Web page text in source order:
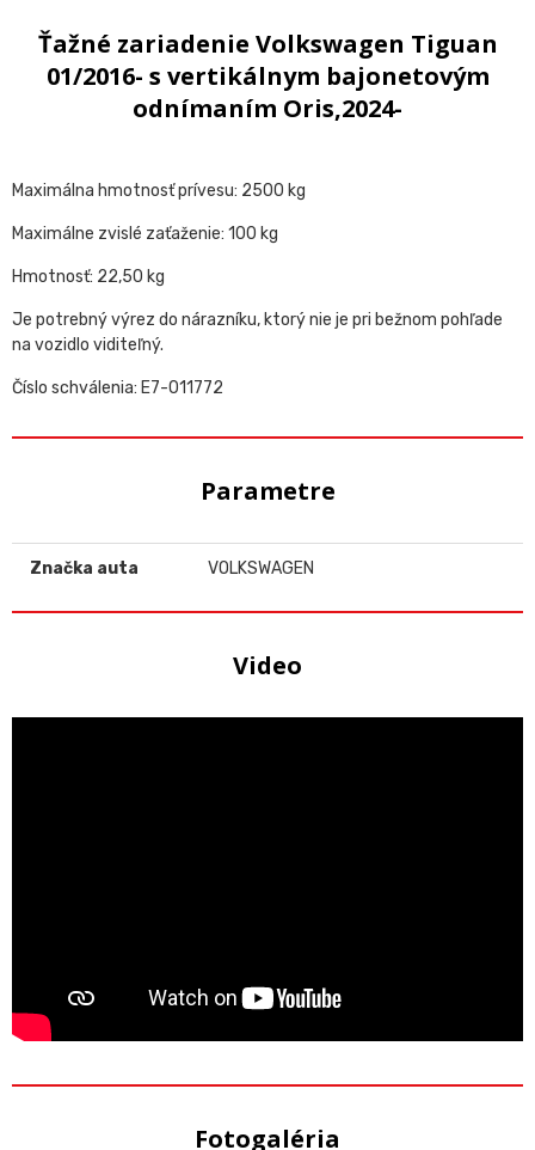
Ťažné zariadenie Volkswagen Tiguan
01/2016- s vertikálnym bajonetovým
odnímaním Oris,2024-
Maximálna hmotnosť prívesu: 2500 kg
Maximálne zvislé zaťaženie: 100 kg
Hmotnosť: 22,50 kg
Je potrebný výrez do nárazníku, ktorý nie je pri bežnom pohľade
na vozidlo viditeľný.
Číslo schválenia: E7-011772
Parametre
Značka auta VOLKSWAGEN
Video
Fotogaléria